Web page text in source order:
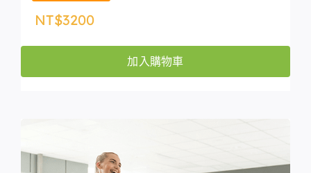
NT$3200
加入購物車